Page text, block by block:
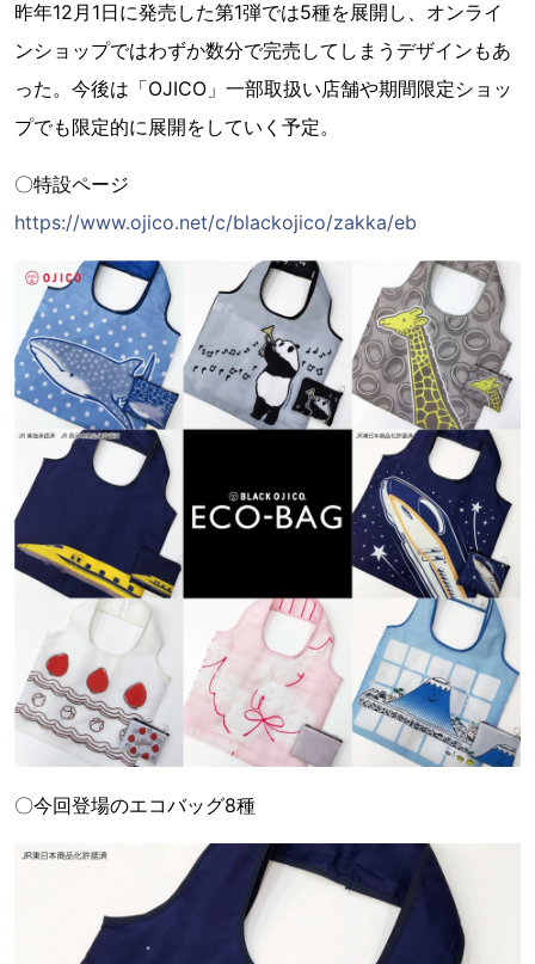
昨年12月1日に発売した第1弾では5種を展開し、オンライ
ンショップではわずか数分で完売してしまうデザインもあ
った。今後は「OJICO」一部取扱い店舗や期間限定ショッ
プでも限定的に展開をしていく予定。
〇特設ページ
https://www.ojico.net/c/blackojico/zakka/eb
〇今回登場のエコバッグ8種